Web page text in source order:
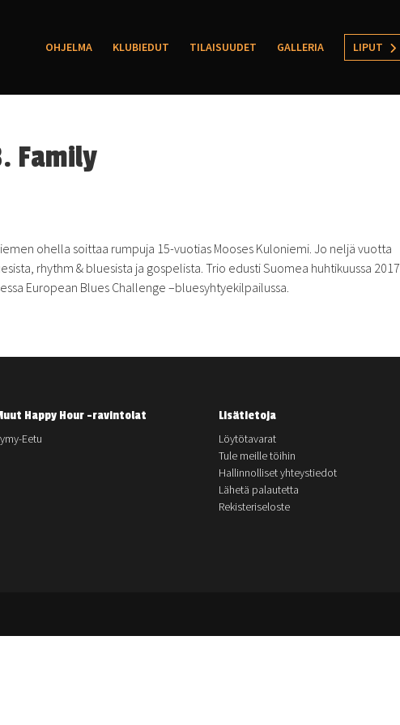
OHJELMA KLUBIEDUT TILAISUUDET GALLERIA LIPUT
Family
ohella soittaa rumpuja 15-vuotias Mooses Kuloniemi. Jo neljä vuotta
rhythm &bluesista ja gospelista. Trio edusti Suomea huhtikuussa 2017
European Blues Challenge –bluesyhtyekilpailussa.
Happy Hour -ravintolat
Eetu
Lisätietoja
Löytötavarat
Tule meille töihin
Hallinnolliset yhteystiedot
Lähetä palautetta
Rekisteriseloste